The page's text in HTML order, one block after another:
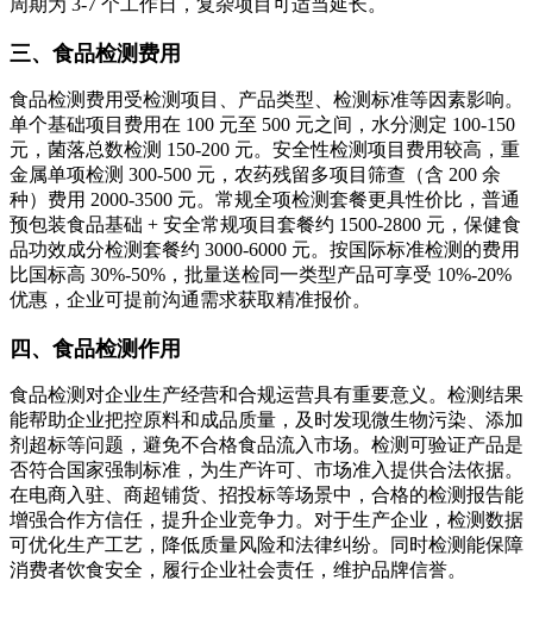
周期为 3-7 个工作日，复杂项目可适当延长。
三、食品检测费用
食品检测费用受检测项目、产品类型、检测标准等因素影响。
单个基础项目费用在 100 元至 500 元之间，水分测定 100-150
元，菌落总数检测 150-200 元。安全性检测项目费用较高，重
金属单项检测 300-500 元，农药残留多项目筛查（含 200 余
种）费用 2000-3500 元。常规全项检测套餐更具性价比，普通
预包装食品基础 + 安全常规项目套餐约 1500-2800 元，保健食
品功效成分检测套餐约 3000-6000 元。按国际标准检测的费用
比国标高 30%-50%，批量送检同一类型产品可享受 10%-20%
优惠，企业可提前沟通需求获取精准报价。
四、食品检测作用
食品检测对企业生产经营和合规运营具有重要意义。检测结果
能帮助企业把控原料和成品质量，及时发现微生物污染、添加
剂超标等问题，避免不合格食品流入市场。检测可验证产品是
否符合国家强制标准，为生产许可、市场准入提供合法依据。
在电商入驻、商超铺货、招投标等场景中，合格的检测报告能
增强合作方信任，提升企业竞争力。对于生产企业，检测数据
可优化生产工艺，降低质量风险和法律纠纷。同时检测能保障
消费者饮食安全，履行企业社会责任，维护品牌信誉。